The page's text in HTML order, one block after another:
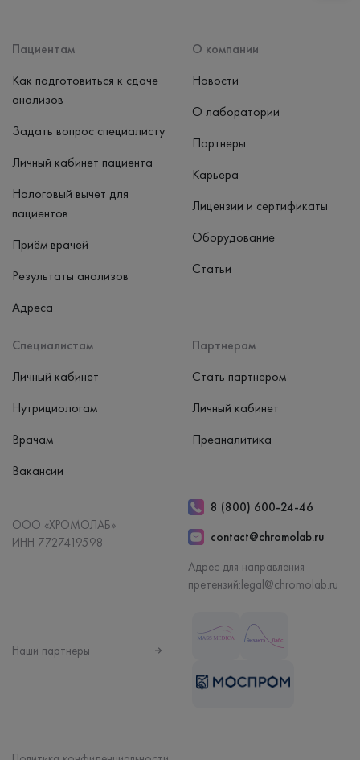
Пациентам
Как подготовиться к сдаче
анализов
Задать вопрос специалисту
Личный кабинет пациента
Налоговый вычет для
пациентов
Приём врачей
Результаты анализов
Адреса
Специалистам
Личный кабинет
Нутрициологам
Врачам
Вакансии
Партнерам
Стать партнером
Личный кабинет
Преаналитика
О компании
Новости
О лаборатории
Партнеры
Карьера
Лицензии и сертификаты
Оборудование
Статьи
ООО «ХРОМОЛАБ»
ИНН 7727419598
8 (800) 600-24-46
contact@chromolab.ru
Адрес для направления
претензий:legal@chromolab.ru
Наши партнеры